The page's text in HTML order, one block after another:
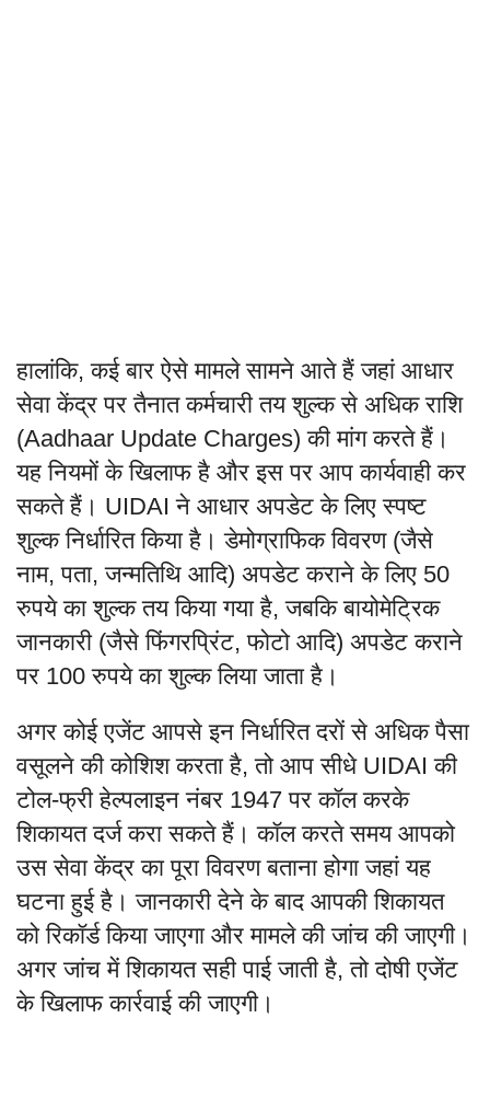
हालांकि, कई बार ऐसे मामले सामने आते हैं जहां आधार
सेवा केंद्र पर तैनात कर्मचारी तय शुल्क से अधिक राशि
(Aadhaar Update Charges) की मांग करते हैं।
यह नियमों के खिलाफ है और इस पर आप कार्यवाही कर
सकते हैं। UIDAI ने आधार अपडेट के लिए स्पष्ट
शुल्क निर्धारित किया है। डेमोग्राफिक विवरण (जैसे
नाम, पता, जन्मतिथि आदि) अपडेट कराने के लिए 50
रुपये का शुल्क तय किया गया है, जबकि बायोमेट्रिक
जानकारी (जैसे फिंगरप्रिंट, फोटो आदि) अपडेट कराने
पर 100 रुपये का शुल्क लिया जाता है।
अगर कोई एजेंट आपसे इन निर्धारित दरों से अधिक पैसा
वसूलने की कोशिश करता है, तो आप सीधे UIDAI की
टोल-फ्री हेल्पलाइन नंबर 1947 पर कॉल करके
शिकायत दर्ज करा सकते हैं। कॉल करते समय आपको
उस सेवा केंद्र का पूरा विवरण बताना होगा जहां यह
घटना हुई है। जानकारी देने के बाद आपकी शिकायत
को रिकॉर्ड किया जाएगा और मामले की जांच की जाएगी।
अगर जांच में शिकायत सही पाई जाती है, तो दोषी एजेंट
के खिलाफ कार्रवाई की जाएगी।